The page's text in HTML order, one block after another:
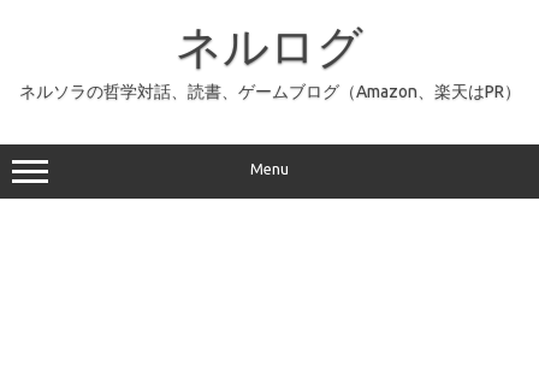
ッ
プ
ネルログ
ネルソラの哲学対話、読書、ゲームブログ（Amazon、楽天はPR）
Menu